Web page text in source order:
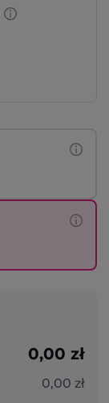
0,00 zł
0,00 zł